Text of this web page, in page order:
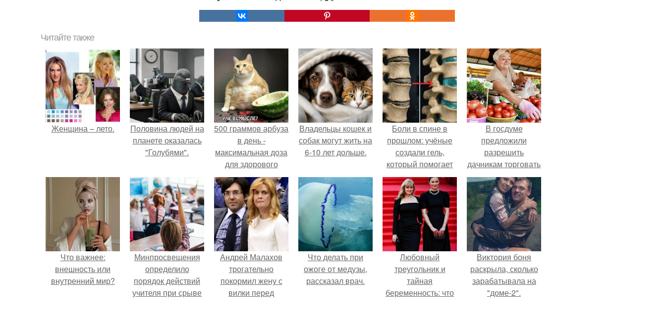
Читайте также
Женщина – лето.
Половина людей на
планете оказалась
"Голубями".
500 граммов арбуза
в день -
максимальная доза
для здорового
взрослого,
предупредили
врачи.
Владельцы кошек и
собак могут жить на
6-10 лет дольше.
Боли в спине в
прошлом: учёные
создали гель,
который помогает
восстанавливать
межпозвоночные
диски.
В госдуме
предложили
разрешить
дачникам торговать
своей
сельхозпродукцией
в людных местах.
Что важнее:
внешность или
внутренний мир?
Минпросвещения
определило
порядок действий
учителя при срыве
Андрей Малахов
трогательно
покормил жену с
вилки перед
Что делать при
ожоге от медузы,
рассказал врач.
Любовный
треугольник и
тайная
беременность: что
Виктория боня
раскрыла, сколько
зарабатывала на
"доме-2".